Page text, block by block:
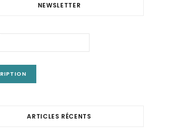
NEWSLETTER
ARTICLES RÉCENTS